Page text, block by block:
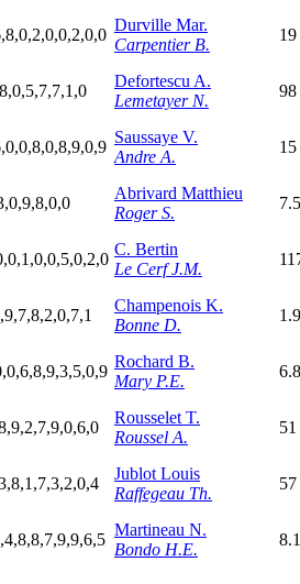
Durville Mar.
Carpentier B.
19
Defortescu A.
Lemetayer N.
98
Saussaye V.
Andre A.
15
Abrivard Matthieu
Roger S.
7.5
C. Bertin
Le Cerf J.M.
Champenois K.
Bonne D.
1.9
Rochard B.
Mary P.E.
6.8
Rousselet T.
Roussel A.
51
Jublot Louis
Raffegeau Th.
57
Martineau N.
Bondo H.E.
8.1